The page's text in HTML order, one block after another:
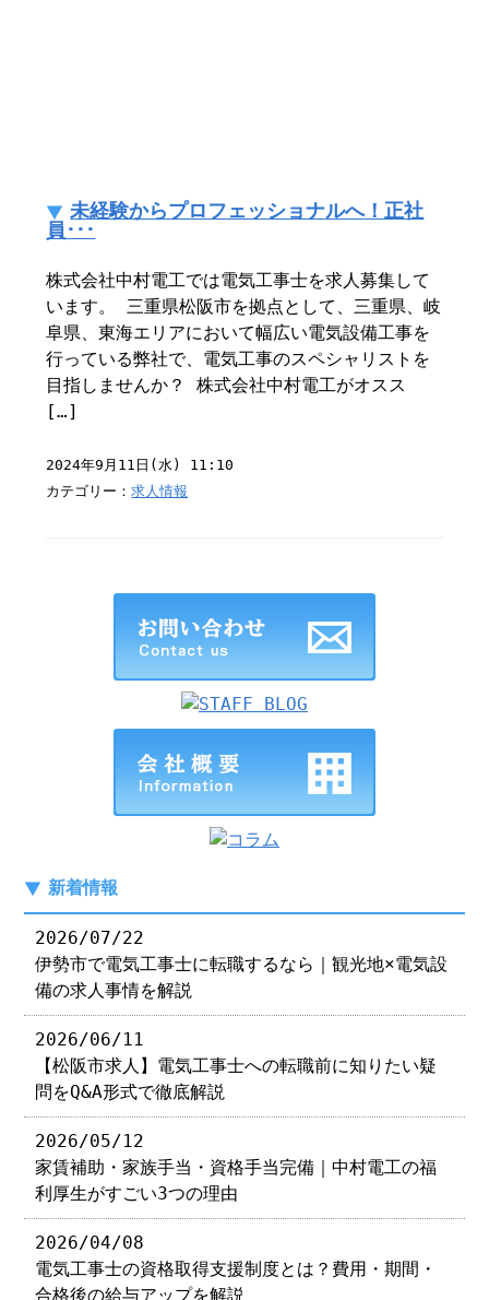
未経験からプロフェッショナルへ！正社
員･･･
株式会社中村電工では電気工事士を求人募集して
います。 三重県松阪市を拠点として、三重県、岐
阜県、東海エリアにおいて幅広い電気設備工事を
行っている弊社で、電気工事のスペシャリストを
目指しませんか？ 株式会社中村電工がオスス
[…]
2024年9月11日(水) 11:10
カテゴリー：求人情報
新着情報
2026/07/22
伊勢市で電気工事士に転職するなら｜観光地×電気設
備の求人事情を解説
2026/06/11
【松阪市求人】電気工事士への転職前に知りたい疑
問をQ&A形式で徹底解説
2026/05/12
家賃補助・家族手当・資格手当完備｜中村電工の福
利厚生がすごい3つの理由
2026/04/08
電気工事士の資格取得支援制度とは？費用・期間・
合格後の給与アップを解説